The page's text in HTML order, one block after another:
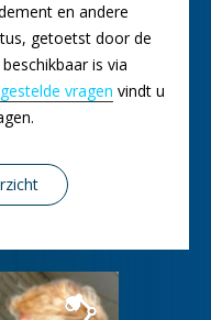
en andere
getoetst door de
is via
vragen vindt u